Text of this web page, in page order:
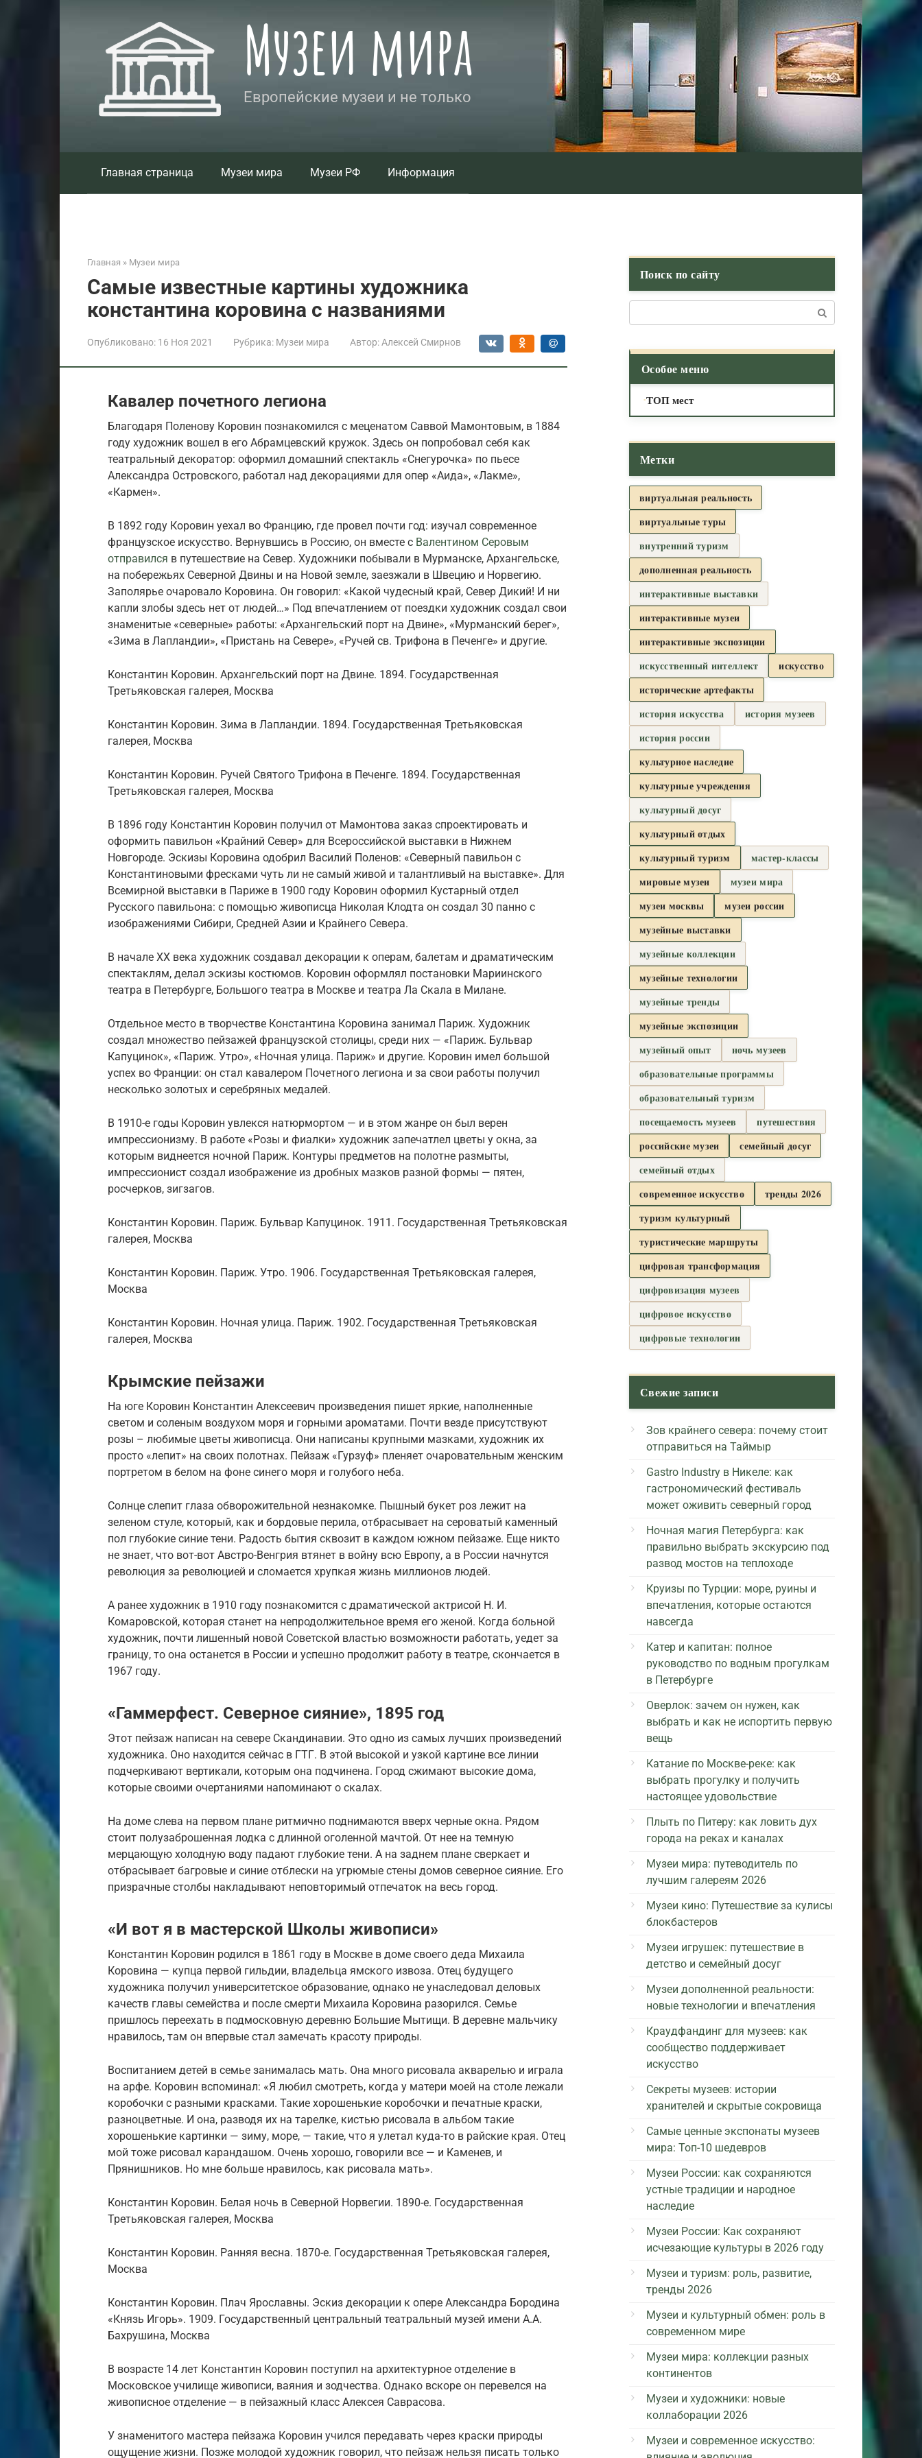
Музеи мира
Европейские музеи и не только
Главная страница Музеи мира Музеи РФ Информация
Главная » Музеи мира
Самые известные картины художника
константина коровина с названиями
Опубликовано: 16 Ноя 2021 Рубрика: Музеи мира Автор: Алексей Смирнов
Кавалер почетного легиона
Благодаря Поленову Коровин познакомился с меценатом Саввой Мамонтовым, в 1884
году художник вошел в его Абрамцевский кружок. Здесь он попробовал себя как
театральный декоратор: оформил домашний спектакль «Снегурочка» по пьесе
Александра Островского, работал над декорациями для опер «Аида», «Лакме»,
«Кармен».
В 1892 году Коровин уехал во Францию, где провел почти год: изучал современное
французское искусство. Вернувшись в Россию, он вместе с Валентином Серовым
отправился в путешествие на Север. Художники побывали в Мурманске, Архангельске,
на побережьях Северной Двины и на Новой земле, заезжали в Швецию и Норвегию.
Заполярье очаровало Коровина. Он говорил: «Какой чудесный край, Север Дикий! И ни
капли злобы здесь нет от людей…» Под впечатлением от поездки художник создал свои
знаменитые «северные» работы: «Архангельский порт на Двине», «Мурманский берег»,
«Зима в Лапландии», «Пристань на Севере», «Ручей св. Трифона в Печенге» и другие.
Константин Коровин. Архангельский порт на Двине. 1894. Государственная
Третьяковская галерея, Москва
Константин Коровин. Зима в Лапландии. 1894. Государственная Третьяковская
галерея, Москва
Константин Коровин. Ручей Святого Трифона в Печенге. 1894. Государственная
Третьяковская галерея, Москва
В 1896 году Константин Коровин получил от Мамонтова заказ спроектировать и
оформить павильон «Крайний Север» для Всероссийской выставки в Нижнем
Новгороде. Эскизы Коровина одобрил Василий Поленов: «Северный павильон с
Константиновыми фресками чуть ли не самый живой и талантливый на выставке». Для
Всемирной выставки в Париже в 1900 году Коровин оформил Кустарный отдел
Русского павильона: с помощью живописца Николая Клодта он создал 30 панно с
изображениями Сибири, Средней Азии и Крайнего Севера.
В начале XX века художник создавал декорации к операм, балетам и драматическим
спектаклям, делал эскизы костюмов. Коровин оформлял постановки Мариинского
театра в Петербурге, Большого театра в Москве и театра Ла Скала в Милане.
Отдельное место в творчестве Константина Коровина занимал Париж. Художник
создал множество пейзажей французской столицы, среди них — «Париж. Бульвар
Капуцинок», «Париж. Утро», «Ночная улица. Париж» и другие. Коровин имел большой
успех во Франции: он стал кавалером Почетного легиона и за свои работы получил
несколько золотых и серебряных медалей.
В 1910-е годы Коровин увлекся натюрмортом — и в этом жанре он был верен
импрессионизму. В работе «Розы и фиалки» художник запечатлел цветы у окна, за
которым виднеется ночной Париж. Контуры предметов на полотне размыты,
импрессионист создал изображение из дробных мазков разной формы — пятен,
росчерков, зигзагов.
Константин Коровин. Париж. Бульвар Капуцинок. 1911. Государственная Третьяковская
галерея, Москва
Константин Коровин. Париж. Утро. 1906. Государственная Третьяковская галерея,
Москва
Константин Коровин. Ночная улица. Париж. 1902. Государственная Третьяковская
галерея, Москва
Крымские пейзажи
На юге Коровин Константин Алексеевич произведения пишет яркие, наполненные
светом и соленым воздухом моря и горными ароматами. Почти везде присутствуют
розы – любимые цветы живописца. Они написаны крупными мазками, художник их
просто «лепит» на своих полотнах. Пейзаж «Гурзуф» пленяет очаровательным женским
портретом в белом на фоне синего моря и голубого неба.
Солнце слепит глаза обворожительной незнакомке. Пышный букет роз лежит на
зеленом стуле, который, как и бордовые перила, отбрасывает на сероватый каменный
пол глубокие синие тени. Радость бытия сквозит в каждом южном пейзаже. Еще никто
не знает, что вот-вот Австро-Венгрия втянет в войну всю Европу, а в России начнутся
революция за революцией и сломается хрупкая жизнь миллионов людей.
А ранее художник в 1910 году познакомится с драматической актрисой Н. И.
Комаровской, которая станет на непродолжительное время его женой. Когда больной
художник, почти лишенный новой Советской властью возможности работать, уедет за
границу, то она останется в России и успешно продолжит работу в театре, скончается в
1967 году.
«Гаммерфест. Северное сияние», 1895 год
Этот пейзаж написан на севере Скандинавии. Это одно из самых лучших произведений
художника. Оно находится сейчас в ГТГ. В этой высокой и узкой картине все линии
подчеркивают вертикали, которым она подчинена. Город сжимают высокие дома,
которые своими очертаниями напоминают о скалах.
На доме слева на первом плане ритмично поднимаются вверх черные окна. Рядом
стоит полузаброшенная лодка с длинной оголенной мачтой. От нее на темную
мерцающую холодную воду падают глубокие тени. А на заднем плане сверкает и
отбрасывает багровые и синие отблески на угрюмые стены домов северное сияние. Его
призрачные столбы накладывают неповторимый отпечаток на весь город.
«И вот я в мастерской Школы живописи»
Константин Коровин родился в 1861 году в Москве в доме своего деда Михаила
Коровина — купца первой гильдии, владельца ямского извоза. Отец будущего
художника получил университетское образование, однако не унаследовал деловых
качеств главы семейства и после смерти Михаила Коровина разорился. Семье
пришлось переехать в подмосковную деревню Большие Мытищи. В деревне мальчику
нравилось, там он впервые стал замечать красоту природы.
Воспитанием детей в семье занималась мать. Она много рисовала акварелью и играла
на арфе. Коровин вспоминал: «Я любил смотреть, когда у матери моей на столе лежали
коробочки с разными красками. Такие хорошенькие коробочки и печатные краски,
разноцветные. И она, разводя их на тарелке, кистью рисовала в альбом такие
хорошенькие картинки — зиму, море, — такие, что я улетал куда-то в райские края. Отец
мой тоже рисовал карандашом. Очень хорошо, говорили все — и Каменев, и
Прянишников. Но мне больше нравилось, как рисовала мать».
Константин Коровин. Белая ночь в Северной Норвегии. 1890-е. Государственная
Третьяковская галерея, Москва
Константин Коровин. Ранняя весна. 1870-е. Государственная Третьяковская галерея,
Москва
Константин Коровин. Плач Ярославны. Эскиз декорации к опере Александра Бородина
«Князь Игорь». 1909. Государственный центральный театральный музей имени А.А.
Бахрушина, Москва
В возрасте 14 лет Константин Коровин поступил на архитектурное отделение в
Московское училище живописи, ваяния и зодчества. Однако вскоре он перевелся на
живописное отделение — в пейзажный класс Алексея Саврасова.
У знаменитого мастера пейзажа Коровин учился передавать через краски природы
ощущение жизни. Позже молодой художник говорил, что пейзаж нельзя писать только
Поиск по сайту
Особое меню
ТОП мест
Метки
виртуальная реальность
виртуальные туры
внутренний туризм
дополненная реальность
интерактивные выставки
интерактивные музеи
интерактивные экспозиции
искусственный интеллект
искусство
исторические артефакты
история искусства
история музеев
история россии
культурное наследие
культурные учреждения
культурный досуг
культурный отдых
культурный туризм
мастер-классы
мировые музеи
музеи мира
музеи москвы
музеи россии
музейные выставки
музейные коллекции
музейные технологии
музейные тренды
музейные экспозиции
музейный опыт
ночь музеев
образовательные программы
образовательный туризм
посещаемость музеев
путешествия
российские музеи
семейный досуг
семейный отдых
современное искусство
тренды 2026
туризм культурный
туристические маршруты
цифровая трансформация
цифровизация музеев
цифровое искусство
цифровые технологии
Свежие записи
Зов крайнего севера: почему стоит
отправиться на Таймыр
Gastro Industry в Никеле: как
гастрономический фестиваль
может оживить северный город
Ночная магия Петербурга: как
правильно выбрать экскурсию под
развод мостов на теплоходе
Круизы по Турции: море, руины и
впечатления, которые остаются
навсегда
Катер и капитан: полное
руководство по водным прогулкам
в Петербурге
Оверлок: зачем он нужен, как
выбрать и как не испортить первую
вещь
Катание по Москве-реке: как
выбрать прогулку и получить
настоящее удовольствие
Плыть по Питеру: как ловить дух
города на реках и каналах
Музеи мира: путеводитель по
лучшим галереям 2026
Музеи кино: Путешествие за кулисы
блокбастеров
Музеи игрушек: путешествие в
детство и семейный досуг
Музеи дополненной реальности:
новые технологии и впечатления
Краудфандинг для музеев: как
сообщество поддерживает
искусство
Секреты музеев: истории
хранителей и скрытые сокровища
Самые ценные экспонаты музеев
мира: Топ-10 шедевров
Музеи России: как сохраняются
устные традиции и народное
наследие
Музеи России: Как сохраняют
исчезающие культуры в 2026 году
Музеи и туризм: роль, развитие,
тренды 2026
Музеи и культурный обмен: роль в
современном мире
Музеи мира: коллекции разных
континентов
Музеи и художники: новые
коллаборации 2026
Музеи и современное искусство: